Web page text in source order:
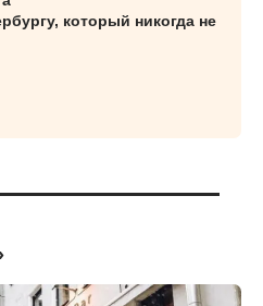
который никогда не